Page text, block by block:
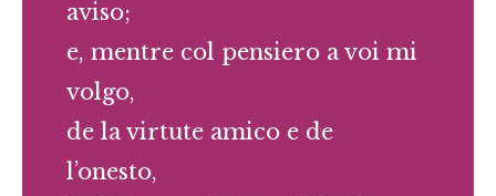
aviso;
e, mentre col pensiero a voi mi
volgo,
de la virtute amico e de
l’onesto,